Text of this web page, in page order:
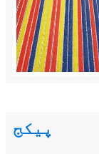
پیکج